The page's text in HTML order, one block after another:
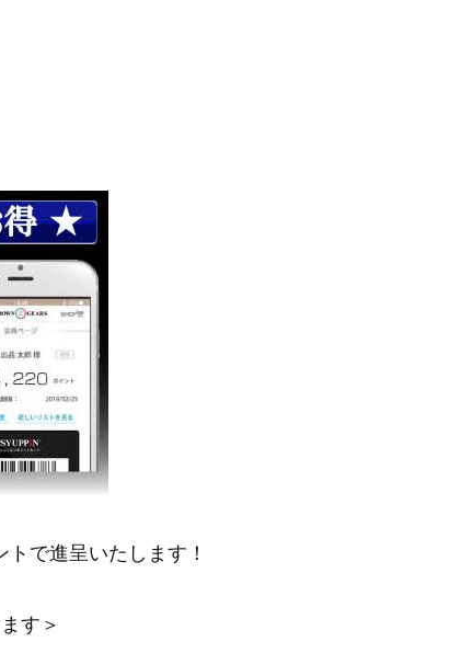
で進呈いたします！
す＞